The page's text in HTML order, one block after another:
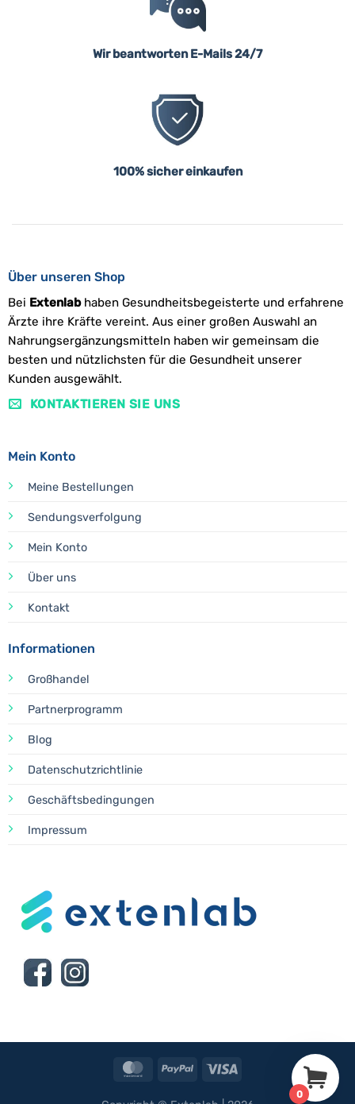
Wir beantworten E-Mails 24/7
100% sicher einkaufen
Über unseren Shop
Bei Extenlabhaben Gesundheitsbegeisterte und erfahrene
Ärzte ihre Kräfte vereint. Aus einer großen Auswahl an
Nahrungsergänzungsmitteln haben wir gemeinsam die
besten und nützlichsten für die Gesundheit unserer
Kunden ausgewählt.
KONTAKTIEREN SIE UNS
Mein Konto
Meine Bestellungen
Sendungsverfolgung
Mein Konto
Über uns
Kontakt
Informationen
Großhandel
Partnerprogramm
Blog
Datenschutzrichtlinie
Geschäftsbedingungen
Impressum
MasterCardPayPal Visa
0